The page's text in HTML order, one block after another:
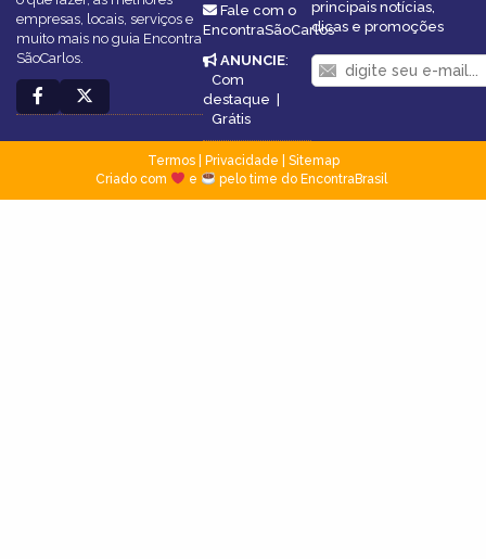
empresas, locais, serviços e
muito mais no guia Encontra
SãoCarlos.
Fale com o
EncontraSãoCarlos
ANUNCIE:
Com
destaque |
Grátis
principais notícias,
dicas e promoções
Termos| Privacidade
Sitemap
Criado com
e pelo time do EncontraBrasil